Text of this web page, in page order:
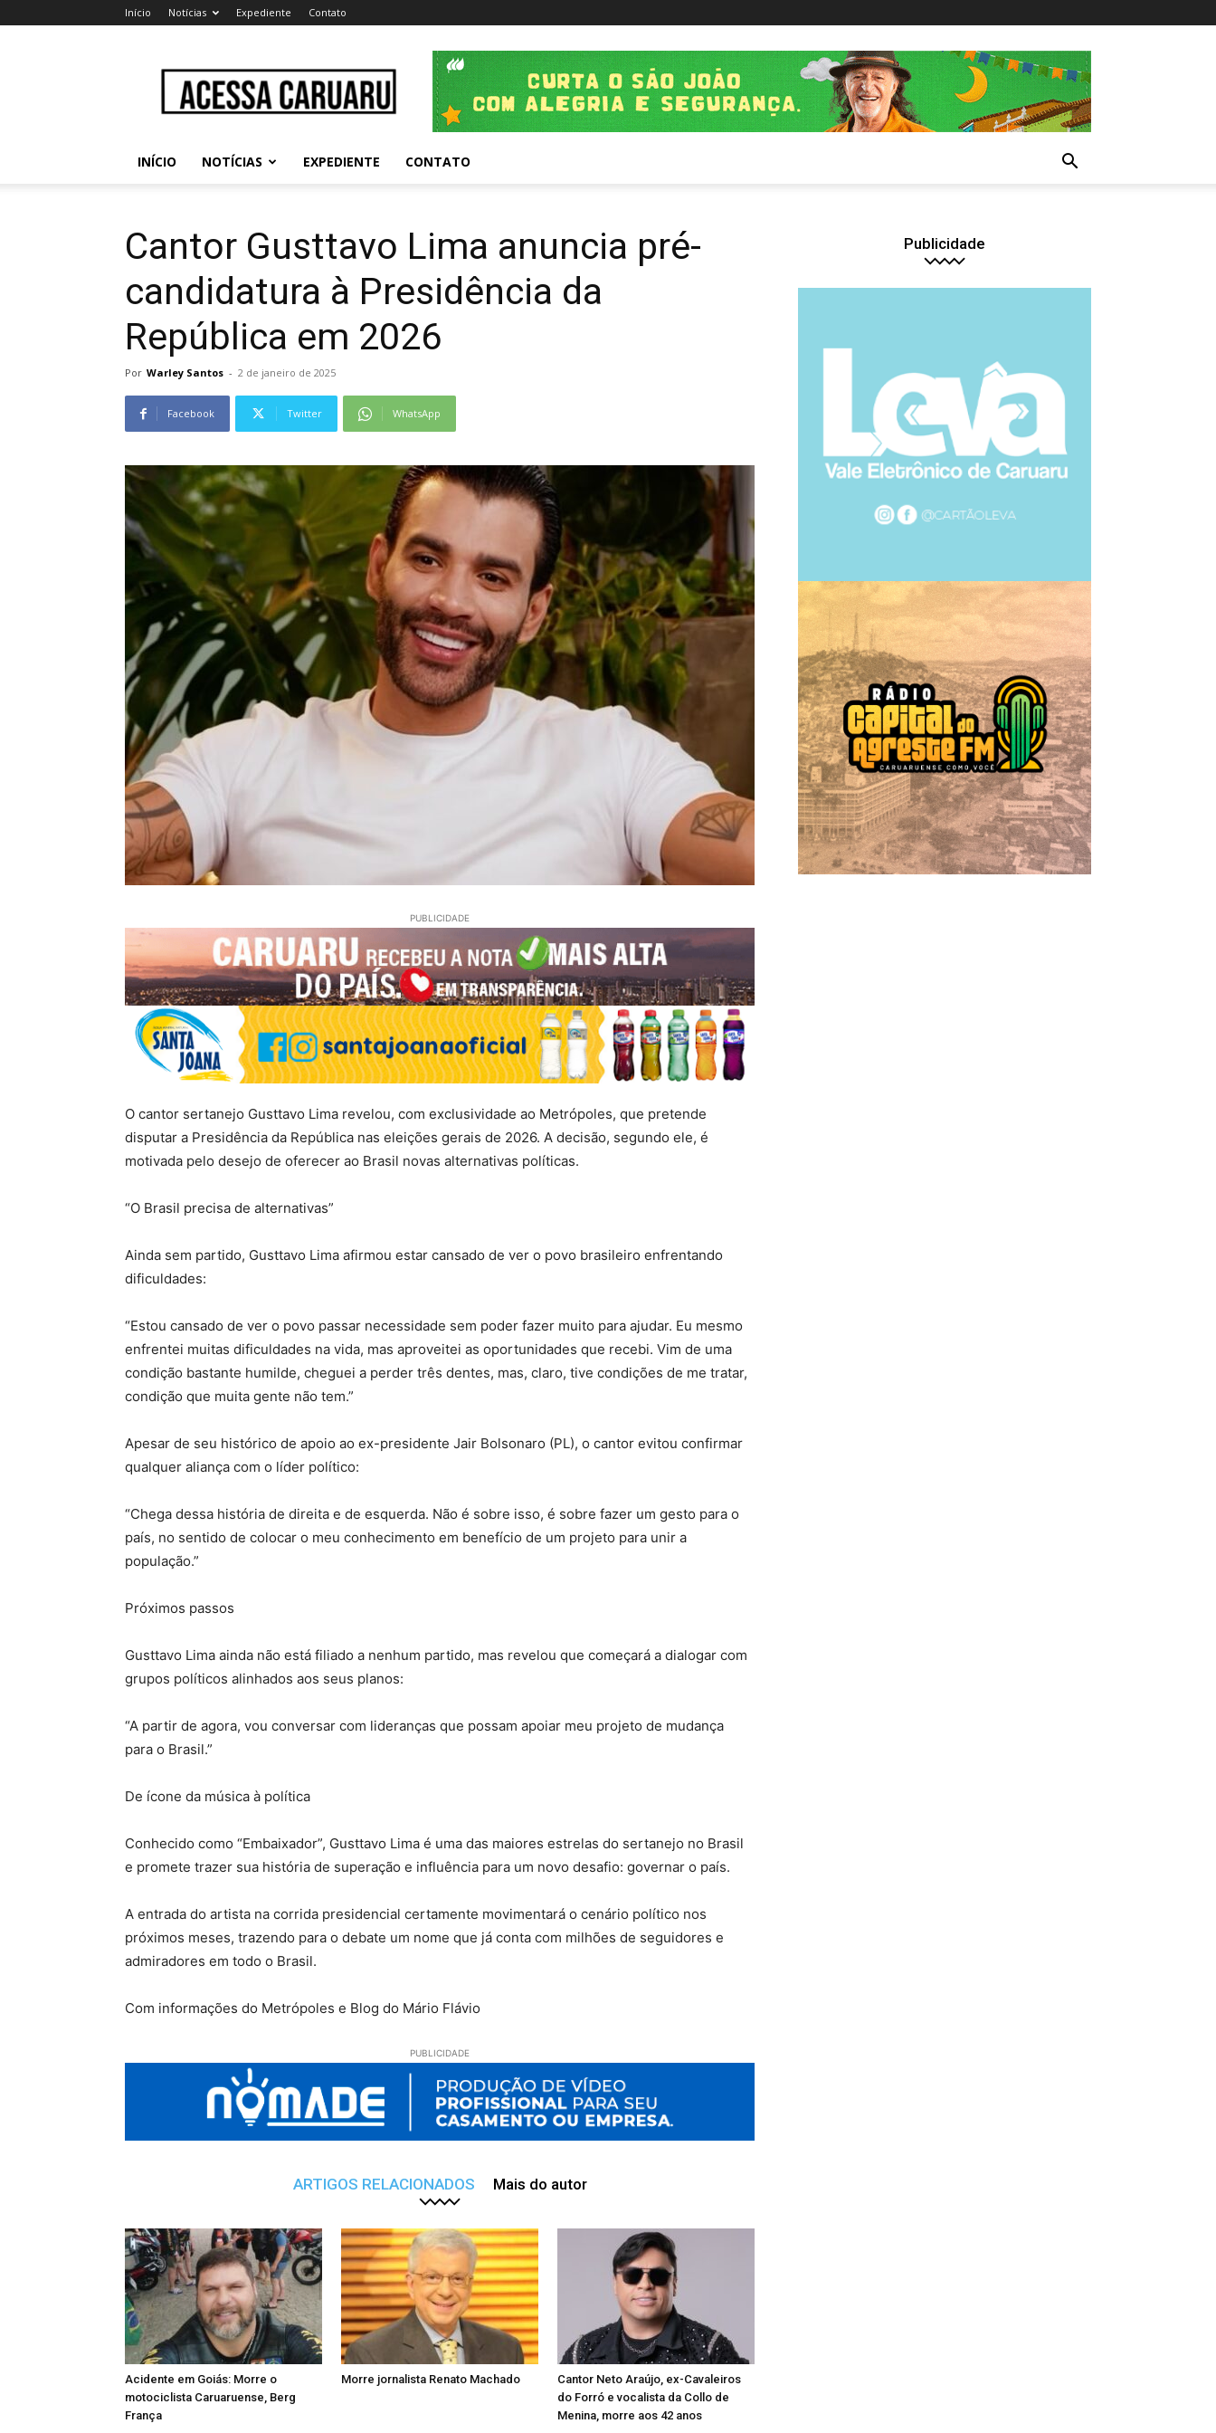
Início Notícias Expediente Contato
Caruaru
INÍCIO NOTÍCIAS EXPEDIENTE CONTATO
Cantor Gusttavo Lima anuncia pré-
candidatura à Presidência da
República em 2026
Por Warley Santos - 2 de janeiro de 2025
Facebook Twitter WhatsApp
PUBLICIDADE
O cantor sertanejo Gusttavo Lima revelou, com exclusividade ao Metrópoles, que pretende
disputar a Presidência da República nas eleições gerais de 2026. A decisão, segundo ele, é
motivada pelo desejo de oferecer ao Brasil novas alternativas políticas.
“O Brasil precisa de alternativas”
Ainda sem partido, Gusttavo Lima afirmou estar cansado de ver o povo brasileiro enfrentando
dificuldades:
“Estou cansado de ver o povo passar necessidade sem poder fazer muito para ajudar. Eu mesmo
enfrentei muitas dificuldades na vida, mas aproveitei as oportunidades que recebi. Vim de uma
condição bastante humilde, cheguei a perder três dentes, mas, claro, tive condições de me tratar,
condição que muita gente não tem.”
Apesar de seu histórico de apoio ao ex-presidente Jair Bolsonaro (PL), o cantor evitou confirmar
qualquer aliança com o líder político:
“Chega dessa história de direita e de esquerda. Não é sobre isso, é sobre fazer um gesto para o
país, no sentido de colocar o meu conhecimento em benefício de um projeto para unir a
população.”
Próximos passos
Gusttavo Lima ainda não está filiado a nenhum partido, mas revelou que começará a dialogar com
grupos políticos alinhados aos seus planos:
“A partir de agora, vou conversar com lideranças que possam apoiar meu projeto de mudança
para o Brasil.”
De ícone da música à política
Conhecido como “Embaixador”, Gusttavo Lima é uma das maiores estrelas do sertanejo no Brasil
e promete trazer sua história de superação e influência para um novo desafio: governar o país.
A entrada do artista na corrida presidencial certamente movimentará o cenário político nos
próximos meses, trazendo para o debate um nome que já conta com milhões de seguidores e
admiradores em todo o Brasil.
Com informações do Metrópoles e Blog do Mário Flávio
PUBLICIDADE
ARTIGOS RELACIONADOS Mais do autor
Acidente em Goiás: Morre o
motociclista Caruaruense, Berg
França
Morre jornalista Renato Machado
Cantor Neto Araújo, ex-Cavaleiros
do Forró e vocalista da Collo de
Menina, morre aos 42 anos
Publicidade